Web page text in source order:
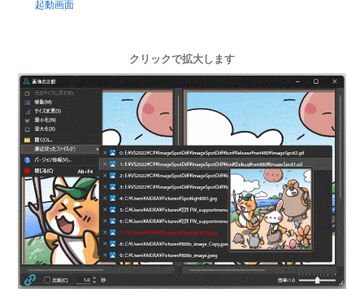
起動画面
クリックで拡大します